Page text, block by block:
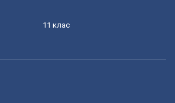
11 клас